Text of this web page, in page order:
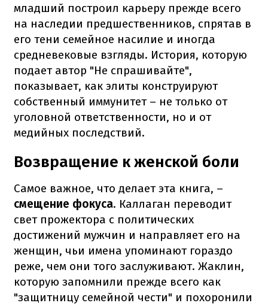
младший построил карьеру прежде всего
на наследии предшественников, спрятав в
его тени семейное насилие и иногда
средневековые взгляды. История, которую
подает автор "Не спрашивайте",
показывает, как элиты конструируют
собственный иммунитет – не только от
уголовной ответственности, но и от
медийных последствий.
Возвращение к женской боли
Самое важное, что делает эта книга, –
смещение фокуса. Каллаган переводит
свет прожектора с политических
достижений мужчин и направляет его на
женщин, чьи имена упоминают гораздо
реже, чем они того заслуживают. Жаклин,
которую запомнили прежде всего как
"защитницу семейной чести" и похоронили